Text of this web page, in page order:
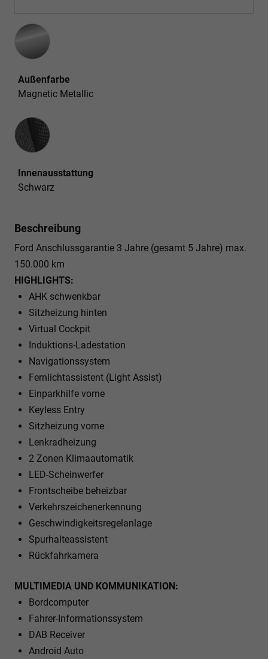
Außenfarbe
Magnetic Metallic
Innenausstattung
Innenausstattung
Schwarz
Beschreibung
Ford Anschlussgarantie 3 Jahre (gesamt 5 Jahre) max.
150.000 km
HIGHLIGHTS:
AHK schwenkbar
Sitzheizung hinten
Virtual Cockpit
Induktions-Ladestation
Navigationssystem
Fernlichtassistent (Light Assist)
Einparkhilfe vorne
Keyless Entry
Sitzheizung vorne
Lenkradheizung
2 Zonen Klimaautomatik
LED-Scheinwerfer
Frontscheibe beheizbar
Verkehrszeichenerkennung
Geschwindigkeitsregelanlage
Spurhalteassistent
Rückfahrkamera
MULTIMEDIA UND KOMMUNIKATION:
Bordcomputer
Fahrer-Informationssystem
DAB Receiver
Android Auto